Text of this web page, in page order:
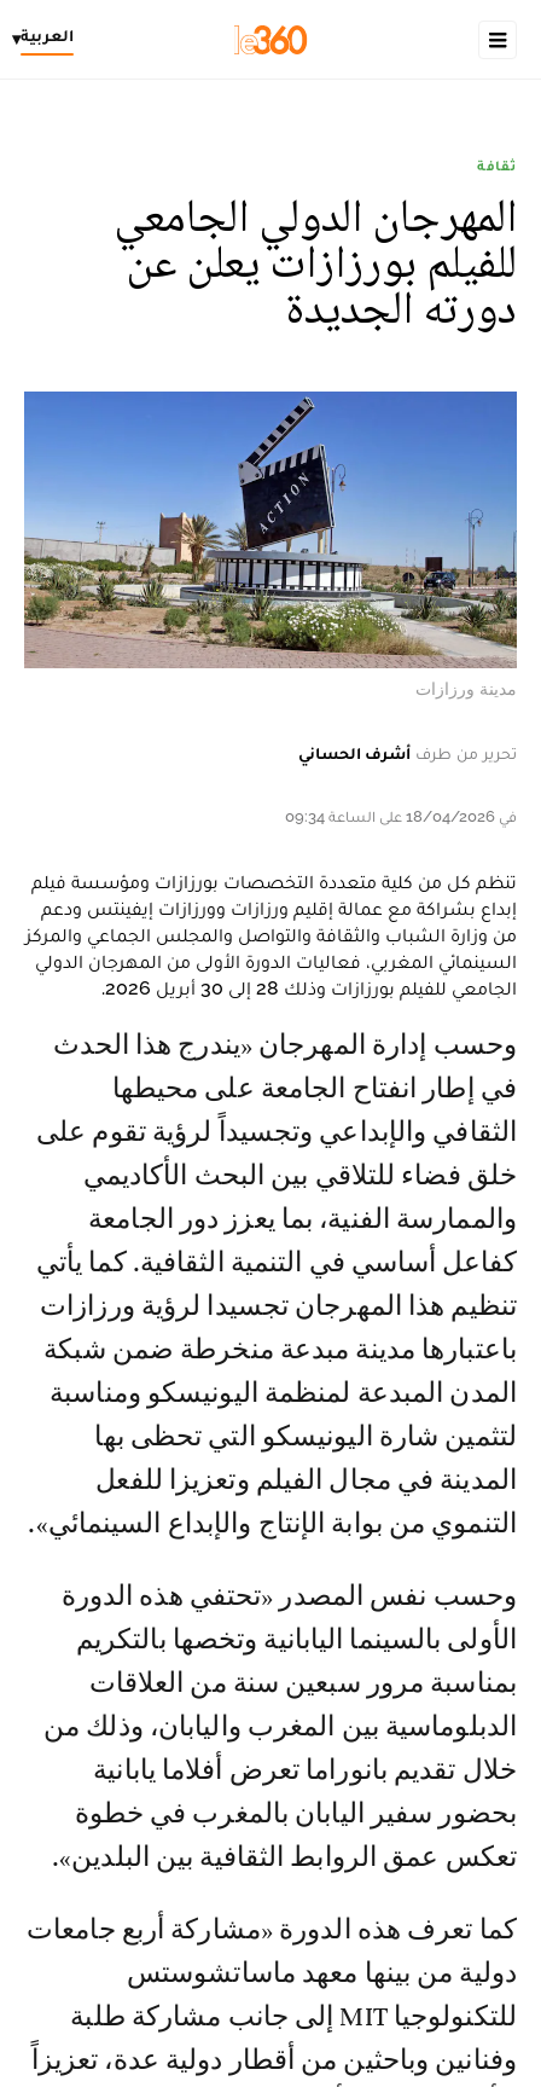
العربية▾
ثقافة
المهرجان الدولي الجامعي
للفيلم بورزازات يعلن عن
دورته الجديدة
مدينة ورزازات
تحرير من طرف أشرف الحساني
في 18/04/2026 على الساعة 09:34
تنظم كل من كلية متعددة التخصصات بورزازات ومؤسسة فيلم
إبداع بشراكة مع عمالة إقليم ورزازات وورزازات إيفينتس ودعم
من وزارة الشباب والثقافة والتواصل والمجلس الجماعي والمركز
السينمائي المغربي، فعاليات الدورة الأولى من المهرجان الدولي
الجامعي للفيلم بورزازات وذلك 28 إلى 30 أبريل 2026.
وحسب إدارة المهرجان «يندرج هذا الحدث
في إطار انفتاح الجامعة على محيطها
الثقافي والإبداعي وتجسيداً لرؤية تقوم على
خلق فضاء للتلاقي بين البحث الأكاديمي
والممارسة الفنية، بما يعزز دور الجامعة
كفاعل أساسي في التنمية الثقافية. كما يأتي
تنظيم هذا المهرجان تجسيدا لرؤية ورزازات
باعتبارها مدينة مبدعة منخرطة ضمن شبكة
المدن المبدعة لمنظمة اليونيسكو ومناسبة
لتثمين شارة اليونيسكو التي تحظى بها
المدينة في مجال الفيلم وتعزيزا للفعل
التنموي من بوابة الإنتاج والإبداع السينمائي».
وحسب نفس المصدر «تحتفي هذه الدورة
الأولى بالسينما اليابانية وتخصها بالتكريم
بمناسبة مرور سبعين سنة من العلاقات
الدبلوماسية بين المغرب واليابان، وذلك من
خلال تقديم بانوراما تعرض أفلاما يابانية
بحضور سفير اليابان بالمغرب في خطوة
تعكس عمق الروابط الثقافية بين البلدين».
كما تعرف هذه الدورة «مشاركة أربع جامعات
دولية من بينها معهد ماساتشوستس
للتكنولوجيا MIT إلى جانب مشاركة طلبة
وفنانين وباحثين من أقطار دولية عدة، تعزيزاً